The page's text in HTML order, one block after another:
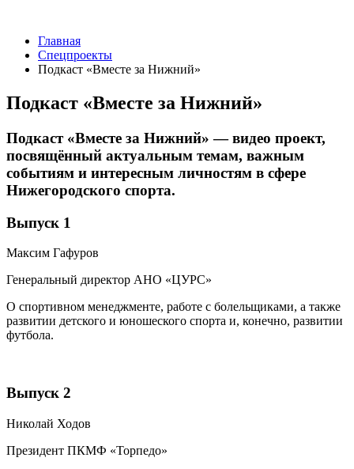
Главная
Спецпроекты
Подкаст «Вместе за Нижний»
Подкаст «Вместе за Нижний»
Подкаст «Вместе за Нижний» — видео проект,
посвящённый актуальным темам, важным
событиям и интересным личностям в сфере
Нижегородского спорта.
Выпуск 1
Максим Гафуров
Генеральный директор АНО «ЦУРС»
О спортивном менеджменте, работе с болельщиками, а также
развитии детского и юношеского спорта и, конечно, развитии
футбола.
Выпуск 2
Николай Ходов
Президент ПКМФ «Торпедо»